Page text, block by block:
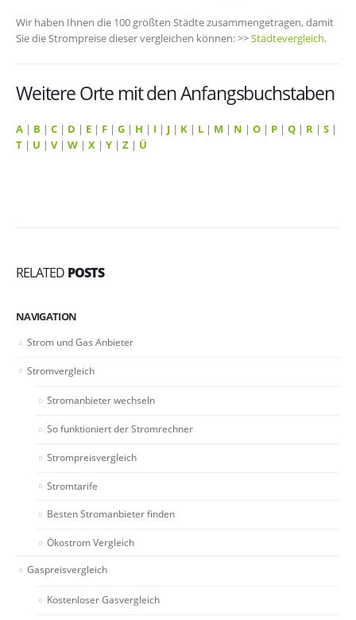
Wir haben Ihnen die 100 größten Städte zusammengetragen, damit
Sie die Strompreise dieser vergleichen können: >>Städtevergleich.
Weitere Orte mit den Anfangsbuchstaben
A | B | C | D | E | F | G | H | I | J | K | L | M | N | O | P | Q | R | S |
T | U | V| W | X | Y | Z | Ü
RELATED POSTS
NAVIGATION
Strom und Gas Anbieter
Stromvergleich
Stromanbieter wechseln
So funktioniert der Stromrechner
Strompreisvergleich
Stromtarife
Besten Stromanbieter finden
Ökostrom Vergleich
Gaspreisvergleich
Kostenloser Gasvergleich